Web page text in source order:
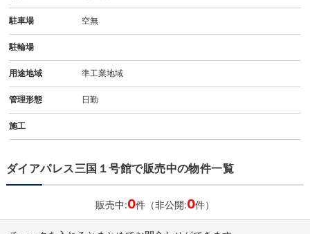
駐車場 空無
駐輪場
用途地域 準工業地域
管理形態 日勤
施工
ダイアパレス三国１号館で販売中の物件一覧
販売中:0件（非公開:0件）